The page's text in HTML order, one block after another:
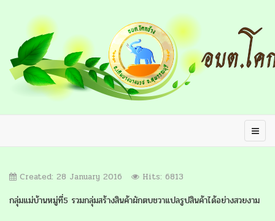
Created: 28 January 2016 Hits: 6813
กลุ่มแม่บ้านหมู่ที่5 รวมกลุ่มสร้างสินค้าผักตบชวาแปลรูปสินค้าได้อย่างสวยงาม